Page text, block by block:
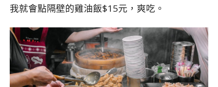
我就會點隔壁的雞油飯$15元，爽吃。